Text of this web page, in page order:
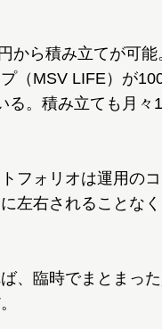
から積み立てが可能
（MSV LIFE）が
る。積み立ても月々
フォリオは運用の
左右されることな
、臨時でまとまっ